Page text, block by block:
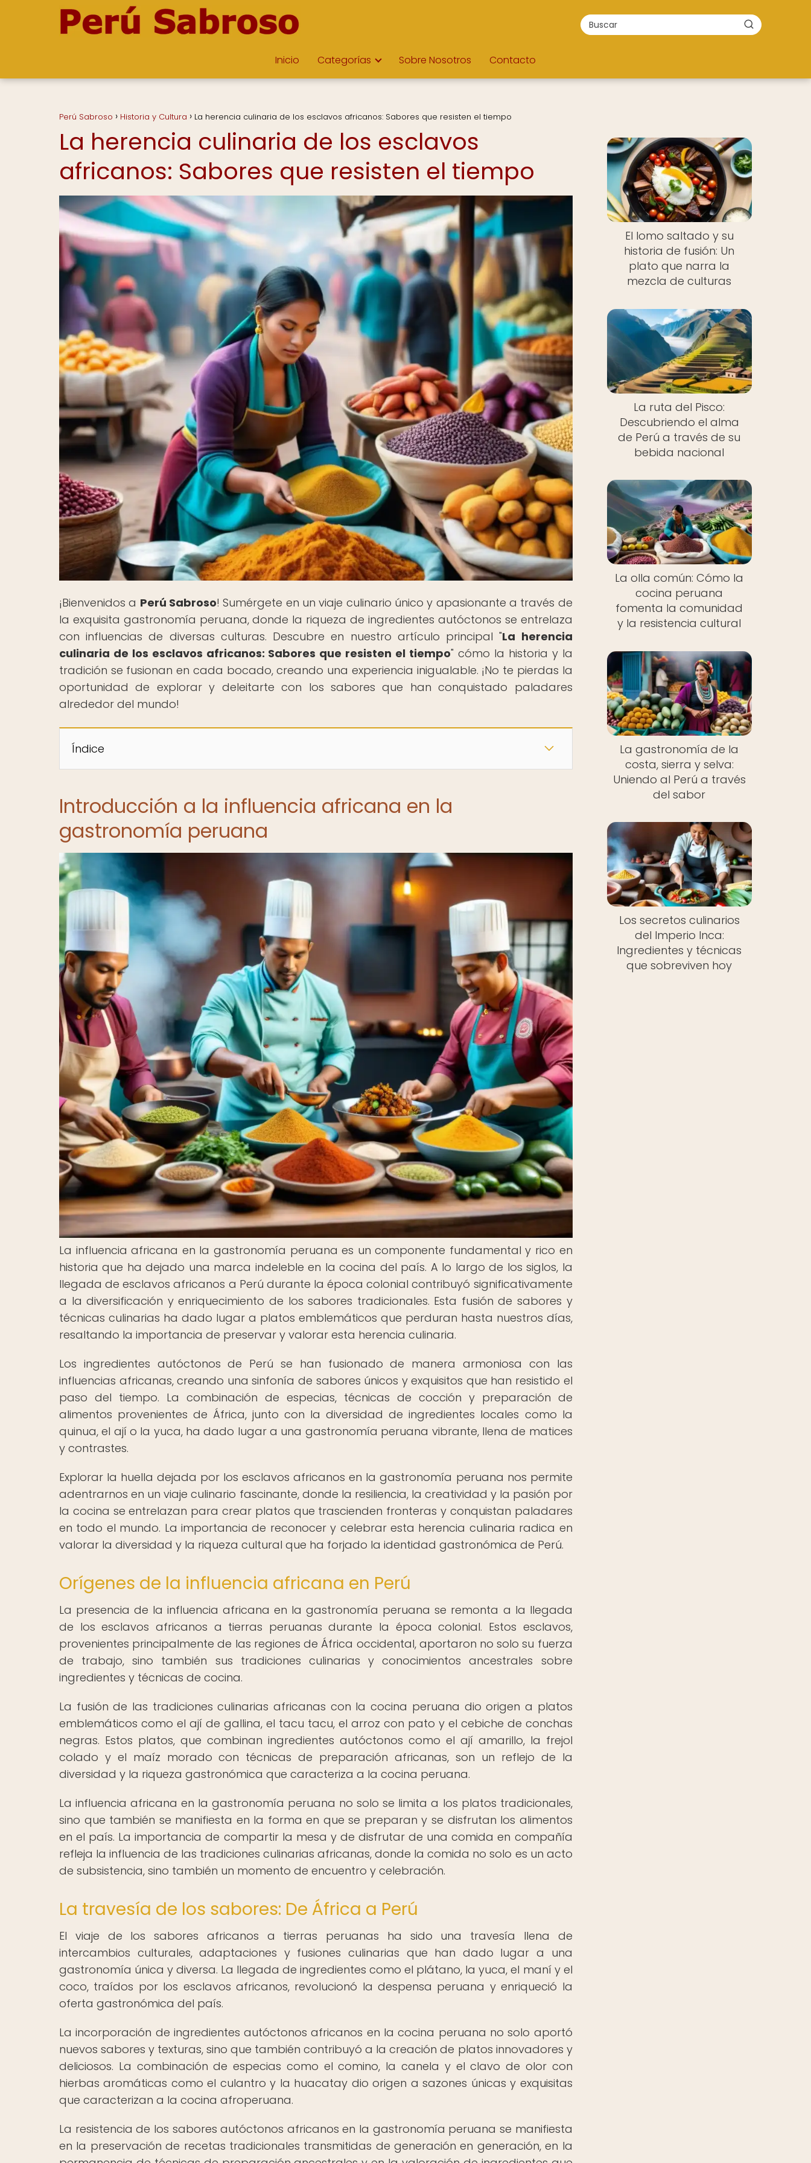
Inicio Categorías Sobre Nosotros Contacto
Perú Sabroso Historia y Cultura La herencia culinaria de los esclavos africanos: Sabores que resisten el tiempo
La herencia culinaria de los esclavos
africanos: Sabores que resisten el tiempo
¡Bienvenidos a Perú Sabroso! Sumérgete en un viaje culinario único y apasionante a través de
la exquisita gastronomía peruana, donde la riqueza de ingredientes autóctonos se entrelaza
con influencias de diversas culturas. Descubre en nuestro artículo principal "La herencia
culinaria de los esclavos africanos: Sabores que resisten el tiempo" cómo la historia y la
tradición se fusionan en cada bocado, creando una experiencia inigualable. ¡No te pierdas la
oportunidad de explorar y deleitarte con los sabores que han conquistado paladares
alrededor del mundo!
Índice
Introducción a la influencia africana en la
gastronomía peruana
La influencia africana en la gastronomía peruana es un componente fundamental y rico en
historia que ha dejado una marca indeleble en la cocina del país. A lo largo de los siglos, la
llegada de esclavos africanos a Perú durante la época colonial contribuyó significativamente
a la diversificación y enriquecimiento de los sabores tradicionales. Esta fusión de sabores y
técnicas culinarias ha dado lugar a platos emblemáticos que perduran hasta nuestros días,
resaltando la importancia de preservar y valorar esta herencia culinaria.
Los ingredientes autóctonos de Perú se han fusionado de manera armoniosa con las
influencias africanas, creando una sinfonía de sabores únicos y exquisitos que han resistido el
paso del tiempo. La combinación de especias, técnicas de cocción y preparación de
alimentos provenientes de África, junto con la diversidad de ingredientes locales como la
quinua, el ají o la yuca, ha dado lugar a una gastronomía peruana vibrante, llena de matices
y contrastes.
Explorar la huella dejada por los esclavos africanos en la gastronomía peruana nos permite
adentrarnos en un viaje culinario fascinante, donde la resiliencia, la creatividad y la pasión por
la cocina se entrelazan para crear platos que trascienden fronteras y conquistan paladares
en todo el mundo. La importancia de reconocer y celebrar esta herencia culinaria radica en
valorar la diversidad y la riqueza cultural que ha forjado la identidad gastronómica de Perú.
Orígenes de la influencia africana en Perú
La presencia de la influencia africana en la gastronomía peruana se remonta a la llegada
de los esclavos africanos a tierras peruanas durante la época colonial. Estos esclavos,
provenientes principalmente de las regiones de África occidental, aportaron no solo su fuerza
de trabajo, sino también sus tradiciones culinarias y conocimientos ancestrales sobre
ingredientes y técnicas de cocina.
La fusión de las tradiciones culinarias africanas con la cocina peruana dio origen a platos
emblemáticos como el ají de gallina, el tacu tacu, el arroz con pato y el cebiche de conchas
negras. Estos platos, que combinan ingredientes autóctonos como el ají amarillo, la frejol
colado y el maíz morado con técnicas de preparación africanas, son un reflejo de la
diversidad y la riqueza gastronómica que caracteriza a la cocina peruana.
La influencia africana en la gastronomía peruana no solo se limita a los platos tradicionales,
sino que también se manifiesta en la forma en que se preparan y se disfrutan los alimentos
en el país. La importancia de compartir la mesa y de disfrutar de una comida en compañía
refleja la influencia de las tradiciones culinarias africanas, donde la comida no solo es un acto
de subsistencia, sino también un momento de encuentro y celebración.
La travesía de los sabores: De África a Perú
El viaje de los sabores africanos a tierras peruanas ha sido una travesía llena de
intercambios culturales, adaptaciones y fusiones culinarias que han dado lugar a una
gastronomía única y diversa. La llegada de ingredientes como el plátano, la yuca, el maní y el
coco, traídos por los esclavos africanos, revolucionó la despensa peruana y enriqueció la
oferta gastronómica del país.
La incorporación de ingredientes autóctonos africanos en la cocina peruana no solo aportó
nuevos sabores y texturas, sino que también contribuyó a la creación de platos innovadores y
deliciosos. La combinación de especias como el comino, la canela y el clavo de olor con
hierbas aromáticas como el culantro y la huacatay dio origen a sazones únicas y exquisitas
que caracterizan a la cocina afroperuana.
La resistencia de los sabores autóctonos africanos en la gastronomía peruana se manifiesta
en la preservación de recetas tradicionales transmitidas de generación en generación, en la
El lomo saltado y su
historia de fusión: Un
plato que narra la
mezcla de culturas
La ruta del Pisco:
Descubriendo el alma
de Perú a través de su
bebida nacional
La olla común: Cómo la
cocina peruana
fomenta la comunidad
y la resistencia cultural
La gastronomía de la
costa, sierra y selva:
Uniendo al Perú a través
del sabor
Los secretos culinarios
del Imperio Inca:
Ingredientes y técnicas
que sobreviven hoy